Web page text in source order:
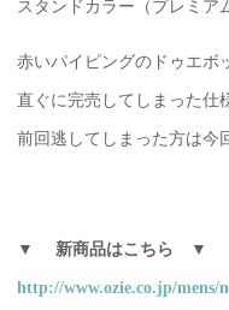
スタンドカラー（プレミア
赤いパイピングのドゥエボ
直ぐに完売してしまった仕
前回逃してしまった方は今
▼ 新商品はこちら ▼
http://www.ozie.co.jp/mens/